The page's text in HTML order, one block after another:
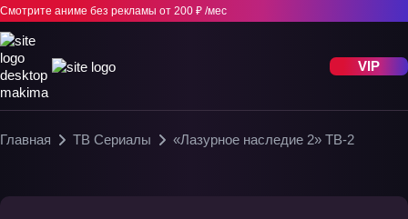
Смотрите аниме без рекламы от 200 ₽ /мес
VIP
Главная ТВ Сериалы «Лазурное наследие 2» ТВ-2